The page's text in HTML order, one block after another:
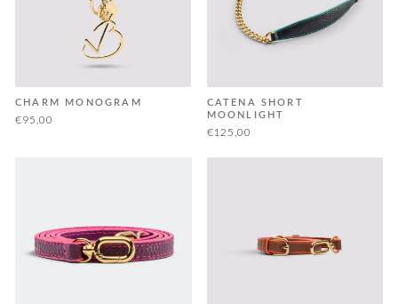
CHARM MONOGRAM
€95,00
CATENA SHORT
MOONLIGHT
€125,00